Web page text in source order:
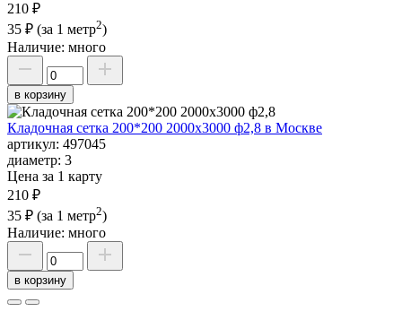
210 ₽
35 ₽ (за 1 метр2)
Наличие: много
в корзину
Кладочная сетка 200*200 2000х3000 ф2,8 в Москве
артикул: 497045
диаметр: 3
Цена за 1 карту
210 ₽
35 ₽ (за 1 метр2)
Наличие: много
в корзину